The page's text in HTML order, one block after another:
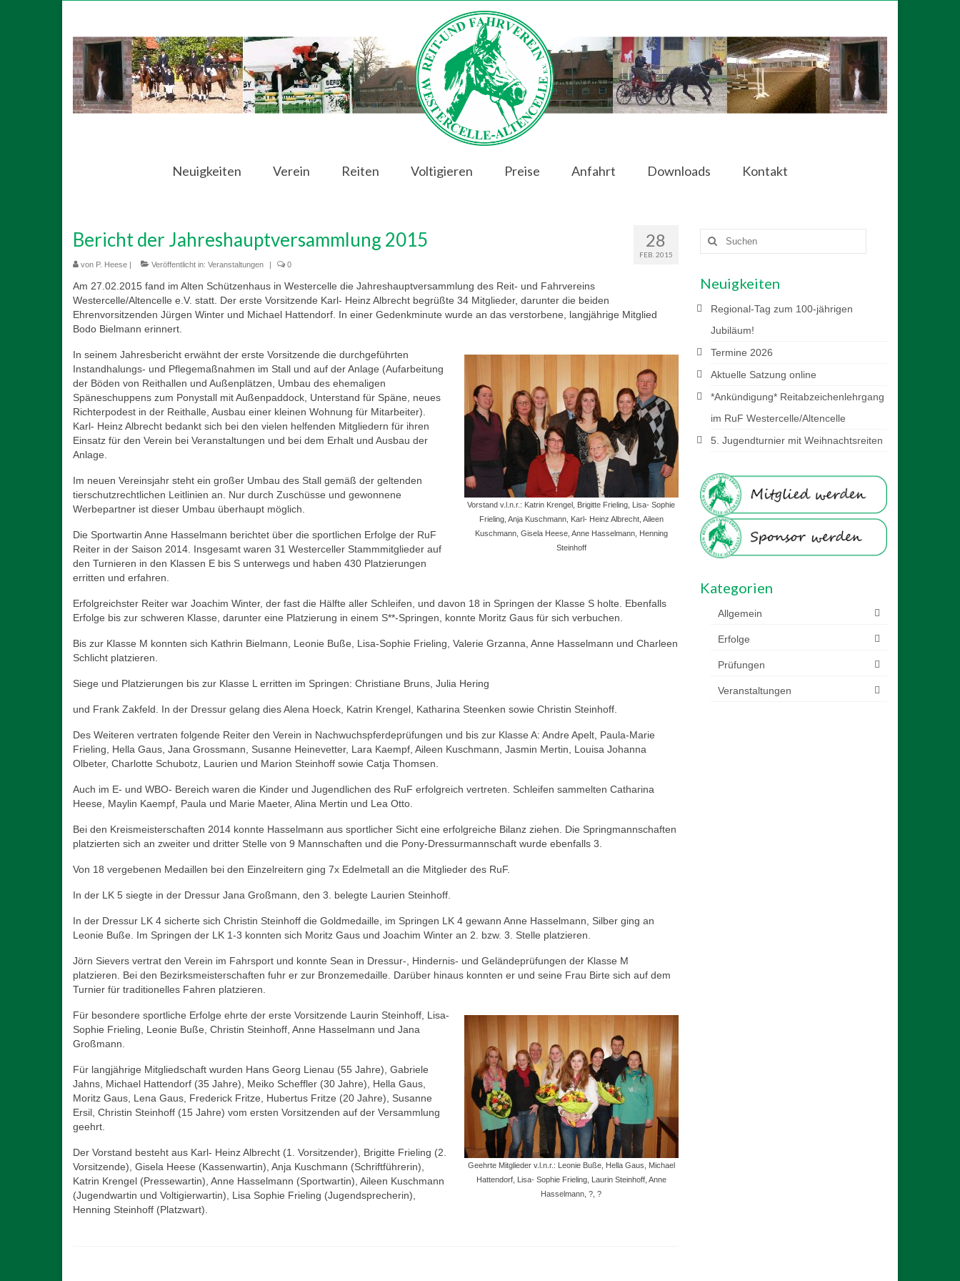
Neuigkeiten Verein Reiten Voltigieren Preise Anfahrt Downloads Kontakt
28
FEB. 2015
Bericht der Jahreshauptversammlung 2015
von P. Heese Veröffentlicht in: Veranstaltungen 0
Am 27.02.2015 fand im Alten Schützenhaus in Westercelle die Jahreshauptversammlung des Reit- und Fahrvereins
Westercelle/Altencelle e.V. statt. Der erste Vorsitzende Karl- Heinz Albrecht begrüßte 34 Mitglieder, darunter die beiden
Ehrenvorsitzenden Jürgen Winter und Michael Hattendorf. In einer Gedenkminute wurde an das verstorbene, langjährige Mitglied
Bodo Bielmann erinnert.
Vorstand v.l.n.r.: Katrin Krengel, Brigitte Frieling, Lisa- Sophie
Frieling, Anja Kuschmann, Karl- Heinz Albrecht, Aileen
Kuschmann, Gisela Heese, Anne Hasselmann, Henning
Steinhoff
In seinem Jahresbericht erwähnt der erste Vorsitzende die durchgeführten
Instandhalungs- und Pflegemaßnahmen im Stall und auf der Anlage (Aufarbeitung
der Böden von Reithallen und Außenplätzen, Umbau des ehemaligen
Späneschuppens zum Ponystall mit Außenpaddock, Unterstand für Späne, neues
Richterpodest in der Reithalle, Ausbau einer kleinen Wohnung für Mitarbeiter).
Karl- Heinz Albrecht bedankt sich bei den vielen helfenden Mitgliedern für ihren
Einsatz für den Verein bei Veranstaltungen und bei dem Erhalt und Ausbau der
Anlage.
Im neuen Vereinsjahr steht ein großer Umbau des Stall gemäß der geltenden
tierschutzrechtlichen Leitlinien an. Nur durch Zuschüsse und gewonnene
Werbepartner ist dieser Umbau überhaupt möglich.
Die Sportwartin Anne Hasselmann berichtet über die sportlichen Erfolge der RuF
Reiter in der Saison 2014. Insgesamt waren 31 Westerceller Stammmitglieder auf
den Turnieren in den Klassen E bis S unterwegs und haben 430 Platzierungen
erritten und erfahren.
Erfolgreichster Reiter war Joachim Winter, der fast die Hälfte aller Schleifen, und davon 18 in Springen der Klasse S holte. Ebenfalls
Erfolge bis zur schweren Klasse, darunter eine Platzierung in einem S**-Springen, konnte Moritz Gaus für sich verbuchen.
Bis zur Klasse M konnten sich Kathrin Bielmann, Leonie Buße, Lisa-Sophie Frieling, Valerie Grzanna, Anne Hasselmann und Charleen
Schlicht platzieren.
Siege und Platzierungen bis zur Klasse L erritten im Springen: Christiane Bruns, Julia Hering
und Frank Zakfeld. In der Dressur gelang dies Alena Hoeck, Katrin Krengel, Katharina Steenken sowie Christin Steinhoff.
Des Weiteren vertraten folgende Reiter den Verein in Nachwuchspferdeprüfungen und bis zur Klasse A: Andre Apelt, Paula-Marie
Frieling, Hella Gaus, Jana Grossmann, Susanne Heinevetter, Lara Kaempf, Aileen Kuschmann, Jasmin Mertin, Louisa Johanna
Olbeter, Charlotte Schubotz, Laurien und Marion Steinhoff sowie Catja Thomsen.
Auch im E- und WBO- Bereich waren die Kinder und Jugendlichen des RuF erfolgreich vertreten. Schleifen sammelten Catharina
Heese, Maylin Kaempf, Paula und Marie Maeter, Alina Mertin und Lea Otto.
Bei den Kreismeisterschaften 2014 konnte Hasselmann aus sportlicher Sicht eine erfolgreiche Bilanz ziehen. Die Springmannschaften
platzierten sich an zweiter und dritter Stelle von 9 Mannschaften und die Pony-Dressurmannschaft wurde ebenfalls 3.
Von 18 vergebenen Medaillen bei den Einzelreitern ging 7x Edelmetall an die Mitglieder des RuF.
In der LK 5 siegte in der Dressur Jana Großmann, den 3. belegte Laurien Steinhoff.
In der Dressur LK 4 sicherte sich Christin Steinhoff die Goldmedaille, im Springen LK 4 gewann Anne Hasselmann, Silber ging an
Leonie Buße. Im Springen der LK 1-3 konnten sich Moritz Gaus und Joachim Winter an 2. bzw. 3. Stelle platzieren.
Jörn Sievers vertrat den Verein im Fahrsport und konnte Sean in Dressur-, Hindernis- und Geländeprüfungen der Klasse M
platzieren. Bei den Bezirksmeisterschaften fuhr er zur Bronzemedaille. Darüber hinaus konnten er und seine Frau Birte sich auf dem
Turnier für traditionelles Fahren platzieren.
Geehrte Mitglieder v.l.n.r.: Leonie Buße, Hella Gaus, Michael
Hattendorf, Lisa- Sophie Frieling, Laurin Steinhoff, Anne
Hasselmann, ?, ?
Für besondere sportliche Erfolge ehrte der erste Vorsitzende Laurin Steinhoff, Lisa-
Sophie Frieling, Leonie Buße, Christin Steinhoff, Anne Hasselmann und Jana
Großmann.
Für langjährige Mitgliedschaft wurden Hans Georg Lienau (55 Jahre), Gabriele
Jahns, Michael Hattendorf (35 Jahre), Meiko Scheffler (30 Jahre), Hella Gaus,
Moritz Gaus, Lena Gaus, Frederick Fritze, Hubertus Fritze (20 Jahre), Susanne
Ersil, Christin Steinhoff (15 Jahre) vom ersten Vorsitzenden auf der Versammlung
geehrt.
Der Vorstand besteht aus Karl- Heinz Albrecht (1. Vorsitzender), Brigitte Frieling (2.
Vorsitzende), Gisela Heese (Kassenwartin), Anja Kuschmann (Schriftführerin),
Katrin Krengel (Pressewartin), Anne Hasselmann (Sportwartin), Aileen Kuschmann
(Jugendwartin und Voltigierwartin), Lisa Sophie Frieling (Jugendsprecherin),
Henning Steinhoff (Platzwart).
Suchen
nach:
Neuigkeiten
Regional-Tag zum 100-jährigen
Jubiläum!
Termine 2026
Aktuelle Satzung online
*Ankündigung* Reitabzeichenlehrgang
im RuF Westercelle/Altencelle
5. Jugendturnier mit Weihnachtsreiten
Kategorien
Allgemein
Erfolge
Prüfungen
Veranstaltungen